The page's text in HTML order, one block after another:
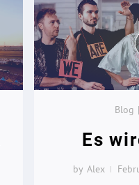
Blog
Es
by Alex